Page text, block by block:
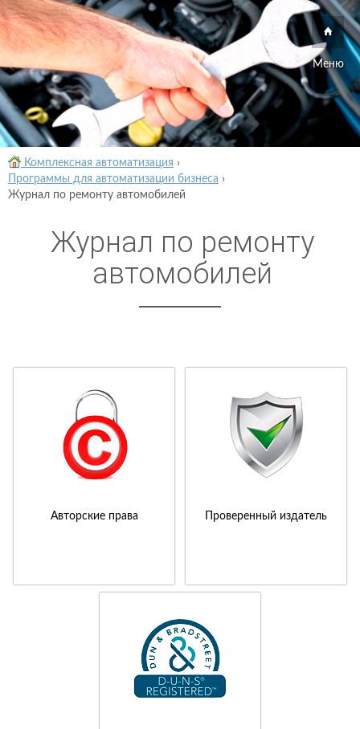
Меню
Комплексная автоматизация ›
Программы для автоматизации бизнеса ›
Журнал по ремонту автомобилей
Журнал по ремонту
автомобилей
Авторские права Проверенный издатель